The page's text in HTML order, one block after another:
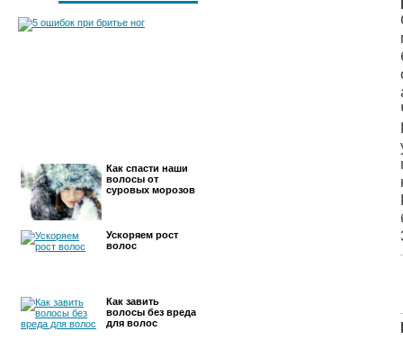
Как спасти наши
волосы от
суровых морозов
Ускоряем рост
волос
Как завить
волосы без вреда
для волос